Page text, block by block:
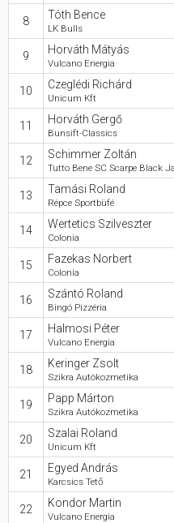
8 Tóth Bence
LK Bulls
9 Horváth Mátyás
Vulcano Energia
10 Czeglédi Richárd
Unicum Kft
11 Horváth Gergő
Bunsift-Classics
12 Schimmer Zoltán
Tutto Bene SC Scarpe Black
13 Tamási Roland
Répce Sportbüfé
14 Wertetics Szilveszter
Colonia
15 Fazekas Norbert
Colonia
16 Szántó Roland
Bingó Pizzéria
17 Halmosi Péter
Vulcano Energia
18 Keringer Zsolt
Szikra Autókozmetika
19 Papp Márton
Szikra Autókozmetika
20 Szalai Roland
Unicum Kft
21 Egyed András
Karcsics Tető
22 Kondor Martin
Vulcano Energia